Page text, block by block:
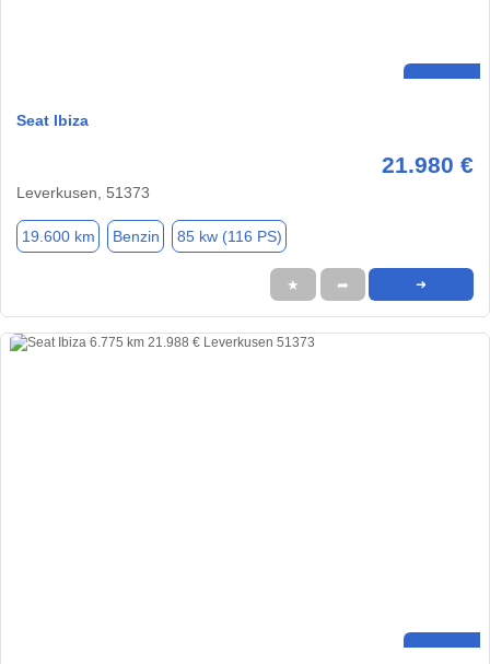
Seat Ibiza
21.980 €
Leverkusen, 51373
19.600 km Benzin 85 kw (116 PS)
★ ➦ ➜